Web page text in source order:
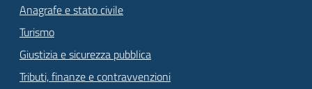
Anagrafe e stato civile
Turismo
Giustizia e sicurezza pubblica
Tributi, finanze e contravvenzioni